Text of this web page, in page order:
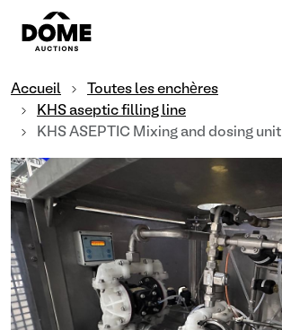
Accueil
Toutes les enchères
KHS aseptic filling line
KHS ASEPTIC Mixing and dosing unit